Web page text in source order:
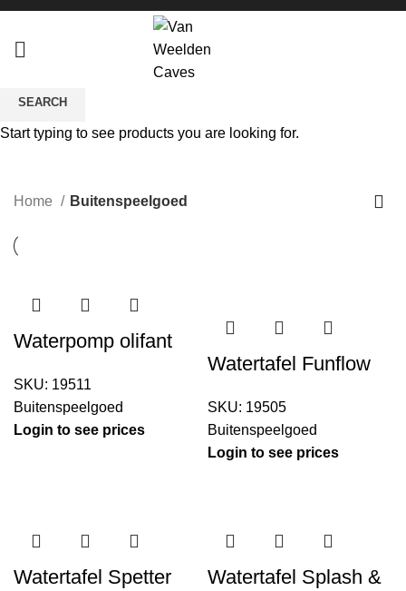
Buitenspeelgoed
Home Buitenspeelgoed
Waterpomp olifant
SKU: 19511
Buitenspeelgoed
Login to see prices
Watertafel Funflow
SKU: 19505
Buitenspeelgoed
Login to see prices
Watertafel Spetter
Watertafel Splash &
SEARCH
Start typing to see products you are looking for.